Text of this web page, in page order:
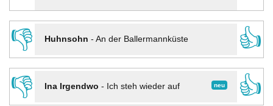
👎
Huhnsohn - An der Ballermannküste
👍
👎
neu
Ina Irgendwo - Ich steh wieder auf
👍